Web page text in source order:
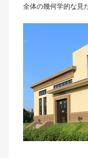
全体の幾何学的な見